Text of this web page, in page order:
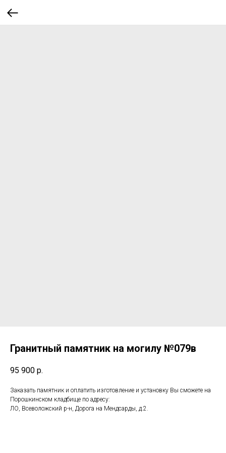
Гранитный памятник на могилу №079в
95 900 р.
Заказать памятник и оплатить изготовление и установку Вы сможете на
Порошкинском кладбище по адресу:
ЛО, Всеволожский р-н, Дорога на Мендсарды, д.2.